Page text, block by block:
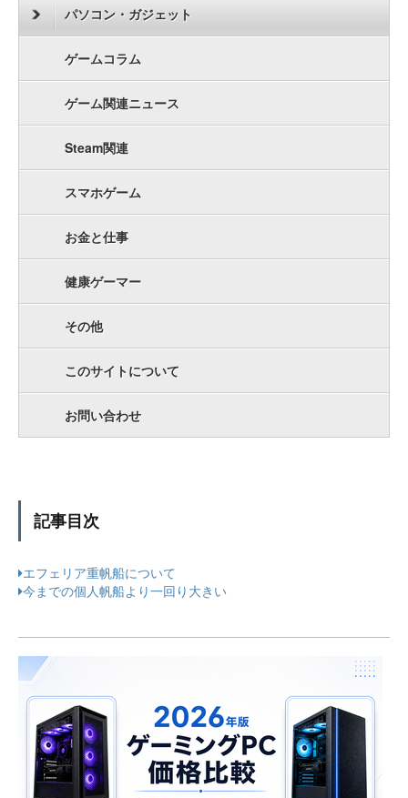
パソコン・ガジェット
ゲームコラム
ゲーム関連ニュース
Steam関連
スマホゲーム
お金と仕事
健康ゲーマー
その他
このサイトについて
お問い合わせ
記事目次
エフェリア重帆船について
今までの個人帆船より一回り大きい